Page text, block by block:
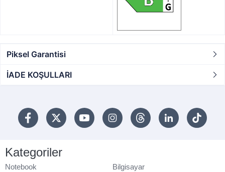
Piksel Garantisi
İADE KOŞULLARI
Kategoriler
Notebook
Bilgisayar